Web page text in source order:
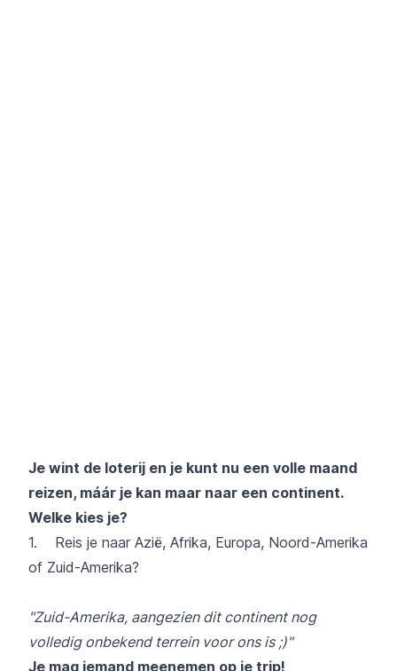
Je wint de loterij en je kunt nu een volle maand
reizen, máár je kan maar naar een continent.
Welke kies je?
1. Reis je naar Azië, Afrika, Europa, Noord-Amerika
of Zuid-Amerika?
"Zuid-Amerika, aangezien dit continent nog
volledig onbekend terrein voor ons is ;)​"
Je mag iemand meenemen op je trip!